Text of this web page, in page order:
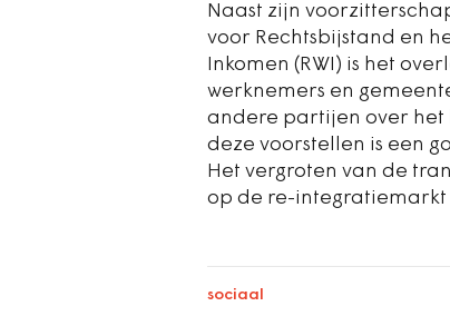
Naast zijn
voor Rechtsbijstand en
Inkomen (RWI) is het
werknemers en
andere partijen over het
deze voorstellen is een
Het vergroten van de
op de re-integratiemarkt
sociaal